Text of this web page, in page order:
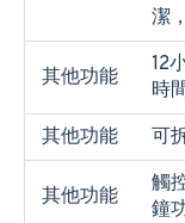
潔
其他功能
12
時
其他功能
可
其他功能
觸
鐘